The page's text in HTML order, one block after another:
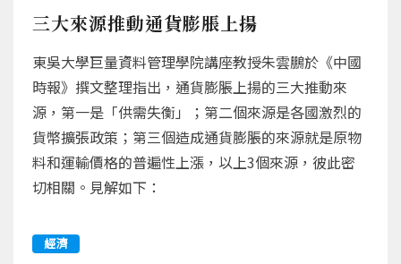
三大來源推動通貨膨脹上揚
東吳大學巨量資料管理學院講座教授朱雲鵬於《中國
時報》撰文整理指出，通貨膨脹上揚的三大推動來
源，第一是「供需失衡」；第二個來源是各國激烈的
貨幣擴張政策；第三個造成通貨膨脹的來源就是原物
料和運輸價格的普遍性上漲，以上3個來源，彼此密
切相關。見解如下：
經濟